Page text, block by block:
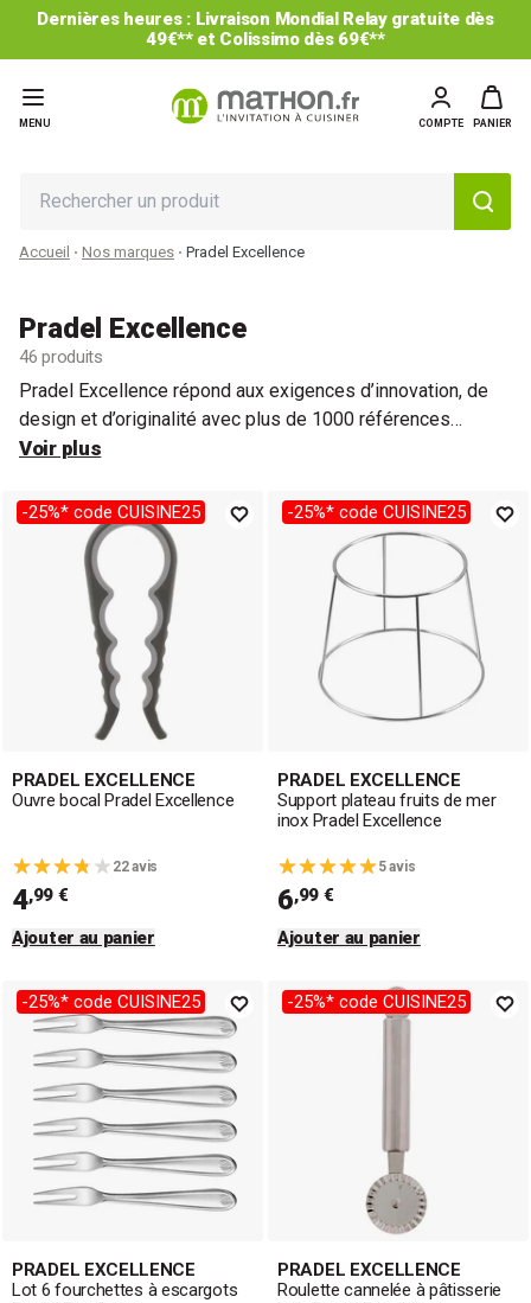
dès -25% sur le 2ème et les suivants* : code
MENU COMPTE PANIER
Accueil Nos marques Pradel Excellence
Pradel Excellence
46 produits
Pradel Excellence répond aux exigences d’innovation, de
design et d’originalité avec plus de 1000 références
disponibles à des prix avantageux. Attentive aux demandes
leurs attentes, la marque a développé une gamme
complète de produits culinaires de grande qualité, adaptée
au quotidien, et destinée aux particuliers et professionnels.
Voir plus
-25%* code CUISINE25
PRADEL EXCELLENCE
Ouvre bocal Pradel Excellence
22 avis
4,99 €
Ajouter au panier
-25%* code CUISINE25
PRADEL EXCELLENCE
Support plateau fruits de mer
inox Pradel Excellence
5 avis
6,99 €
Ajouter au panier
-25%* code CUISINE25
PRADEL EXCELLENCE
Lot 6 fourchettes à escargots
-25%* code CUISINE25
PRADEL EXCELLENCE
Roulette cannelée à pâtisserie